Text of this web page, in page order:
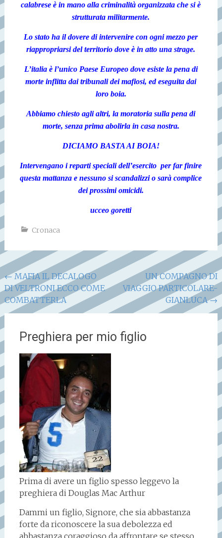
calabrese è in mano alla criminalità organizzata che si è
strutturata militarmente.
Lo stato ha il dovere di intervenire con ogni mezzo per
riappropriarsi del territorio dove è in atto una strage.
L’italia è l’unico Paese Europeo dove esiste la pena di
morte inflitta dai tribunali dei mafiosi, ed eseguita dai
loro boia.
Abbiamo chiesto agli altri, la moratoria sulla pena di
morte, senza prima abolirla in casa nostra.
DICIAMO BASTA AI BOIA!
Intervengano i reparti speciali dell’esercito per far finire
questa mattanza e nessuno si scandalizzi o sarà complice
dei prossimi omicidi.
ucceo goretti
Cronaca
Navigazione
articoli
←MAFIA IL DECALOGO
DI VELTRONI ECCO COME
COMBATTERLA
UN COMPAGNO DI
VIAGGIO PARTICOLARE-
GIANLUCA→
Preghiera per mio figlio
Prima di avere un figlio spesso leggevo la
preghiera di Douglas Mac Arthur
Dammi un figlio, Signore, che sia abbastanza
forte da riconoscere la sua debolezza ed
abbastanza coraggioso da affrontare se stesso